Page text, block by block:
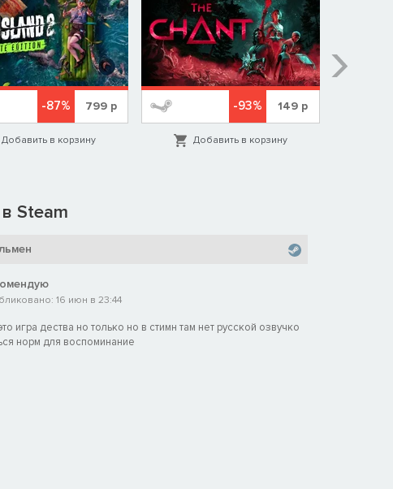
-87% 799 р
Добавить в корзину
-93% 149 р
Добавить в корзину
Steam
16 июн в 23:44
игра дества но только но в стимн там нет русской озвучко
норм для воспоминание